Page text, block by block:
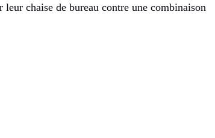
chaise de bureau contre une combinaison